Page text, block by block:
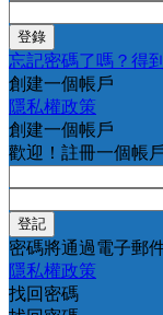
忘記密碼了嗎？得
創建一個帳戶
隱私權政策
創建一個帳戶
歡迎！註冊一個帳
密碼將通過電子郵
隱私權政策
找回密碼